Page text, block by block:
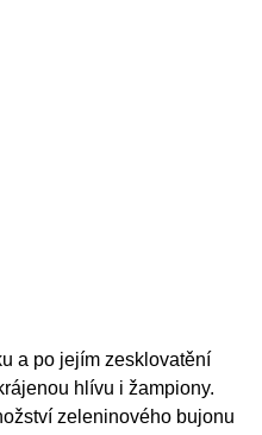
a po jejím zesklovatění
hlívu i žampiony.
zeleninového bujonu